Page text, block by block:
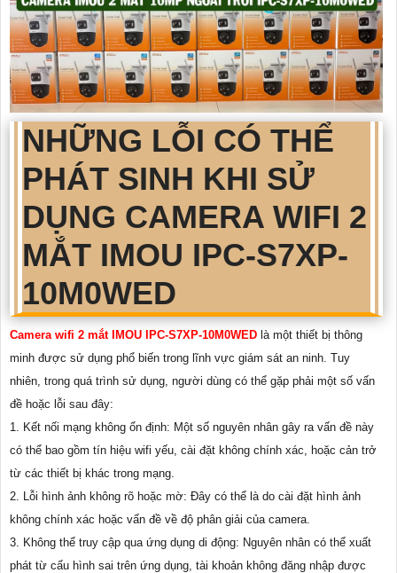
NHỮNG LỖI CÓ THỂ
PHÁT SINH KHI SỬ
DỤNG CAMERA WIFI 2
MẮT IMOU IPC-S7XP-
10M0WED
Camera wifi 2 mắt IMOU IPC-S7XP-10M0WED là một thiết bị thông
minh được sử dụng phổ biến trong lĩnh vực giám sát an ninh. Tuy
nhiên, trong quá trình sử dụng, người dùng có thể gặp phải một số vấn
đề hoặc lỗi sau đây:
1. Kết nối mạng không ổn định: Một số nguyên nhân gây ra vấn đề này
có thể bao gồm tín hiệu wifi yếu, cài đặt không chính xác, hoặc cản trở
từ các thiết bị khác trong mạng.
2. Lỗi hình ảnh không rõ hoặc mờ: Đây có thể là do cài đặt hình ảnh
không chính xác hoặc vấn đề về độ phân giải của camera.
3. Không thể truy cập qua ứng dụng di động: Nguyên nhân có thể xuất
phát từ cấu hình sai trên ứng dụng, tài khoản không đăng nhập được